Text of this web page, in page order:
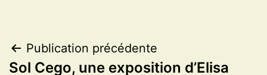
Navigation
Publication précédente
Sol Cego, une exposition d’Elisa